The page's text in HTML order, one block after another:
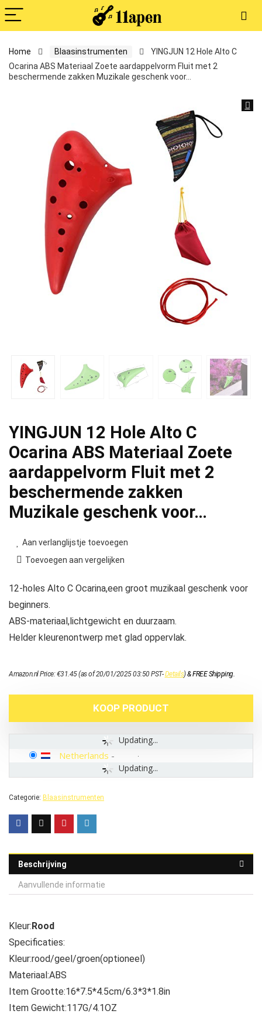
Home Blaasinstrumenten
YINGJUN 12 Hole Alto C
Ocarina ABS Materiaal Zoete aardappelvorm Fluit met 2
beschermende zakken Muzikale geschenk voor…
YINGJUN 12 Hole Alto C
Ocarina ABS Materiaal Zoete
aardappelvorm Fluit met 2
beschermende zakken
Muzikale geschenk voor…
Aan verlanglijstje toevoegen
Toevoegen aan vergelijken
12-holes Alto C Ocarina,een groot muzikaal geschenk voor
beginners.
ABS-materiaal,lichtgewicht en duurzaam.
Helder kleurenontwerp met glad oppervlak.
Amazon.nl Price:€31.45(as of 20/01/2025 03:50 PST-Details)&FREE Shipping.
KOOP PRODUCT
Updating...
Updating...
Netherlands -
Categorie: Blaasinstrumenten
Beschrijving
Aanvullende informatie
Kleur:Rood
Specificaties:
Kleur:rood/geel/groen(optioneel)
Materiaal:ABS
Item Grootte:16*7.5*4.5cm/6.3*3*1.8in
Item Gewicht:117G/4.1OZ